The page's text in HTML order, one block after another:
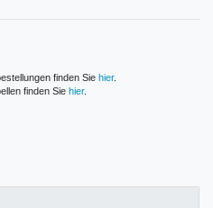
finden Sie hier.
finden Sie hier.